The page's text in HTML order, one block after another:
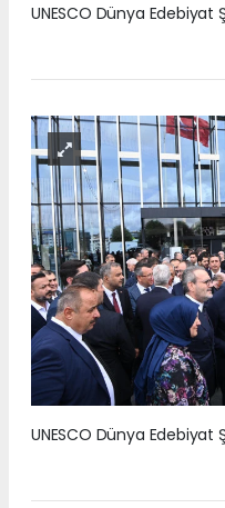
UNESCO Dünya
UNESCO Dünya